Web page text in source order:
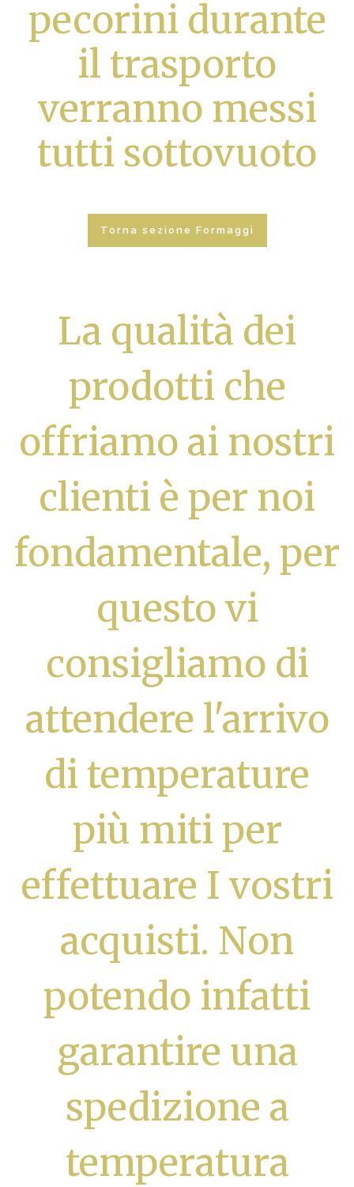
pecorini durante
il trasporto
verranno messi
tutti sottovuoto
Torna sezione Formaggi
La qualità dei
prodotti che
offriamo ai nostri
clienti è per noi
fondamentale, per
questo vi
consigliamo di
attendere l'arrivo
di temperature
più miti per
effettuare I vostri
acquisti. Non
potendo infatti
garantire una
spedizione a
temperatura